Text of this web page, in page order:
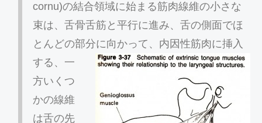
cornu)の結合領域に始まる筋肉線維の小さな
束は、舌骨舌筋と平行に進み、舌の側面でほ
とんどの部分に向かって、内因性筋肉に挿入
する、一
方いくつ
かの線維
は舌の先